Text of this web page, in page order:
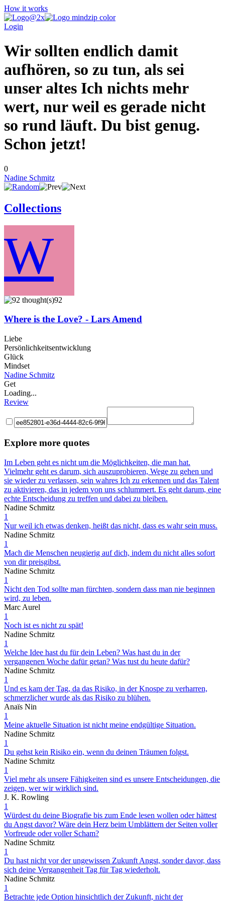
How it works
Login
Wir sollten endlich damit
aufhören, so zu tun, als sei
unser altes Ich nichts mehr
wert, nur weil es gerade nicht
so rund läuft. Du bist genug.
Schon jetzt!
0
Nadine Schmitz
Collections
W
92
Where is the Love? - Lars Amend
Liebe
Persönlichkeitsentwicklung
Glück
Mindset
Nadine Schmitz
Get
Loading...
Review
Explore more quotes
Im Leben geht es nicht um die Möglichkeiten, die man hat.
Vielmehr geht es darum, sich auszuprobieren, Wege zu gehen und
sie wieder zu verlassen, sein wahres Ich zu erkennen und das Talent
zu aktivieren, das in jedem von uns schlummert. Es geht darum, eine
echte Entscheidung zu treffen und dabei zu bleiben.
Nadine Schmitz
1
Nur weil ich etwas denken, heißt das nicht, dass es wahr sein muss.
Nadine Schmitz
1
Mach die Menschen neugierig auf dich, indem du nicht alles sofort
von dir preisgibst.
Nadine Schmitz
1
Nicht den Tod sollte man fürchten, sondern dass man nie beginnen
wird, zu leben.
Marc Aurel
1
Noch ist es nicht zu spät!
Nadine Schmitz
1
Welche Idee hast du für dein Leben? Was hast du in der
vergangenen Woche dafür getan? Was tust du heute dafür?
Nadine Schmitz
1
Und es kam der Tag, da das Risiko, in der Knospe zu verharren,
schmerzlicher wurde als das Risiko zu blühen.
Anaïs Nin
1
Meine aktuelle Situation ist nicht meine endgültige Situation.
Nadine Schmitz
1
Du gehst kein Risiko ein, wenn du deinen Träumen folgst.
Nadine Schmitz
1
Viel mehr als unsere Fähigkeiten sind es unsere Entscheidungen, die
zeigen, wer wir wirklich sind.
J. K. Rowling
1
Würdest du deine Biografie bis zum Ende lesen wollen oder hättest
du Angst davor? Wäre dein Herz beim Umblättern der Seiten voller
Vorfreude oder voller Scham?
Nadine Schmitz
1
Du hast nicht vor der ungewissen Zukunft Angst, sonder davor, dass
sich deine Vergangenheit Tag für Tag wiederholt.
Nadine Schmitz
1
Betrachte jede Option hinsichtlich der Zukunft, nicht der